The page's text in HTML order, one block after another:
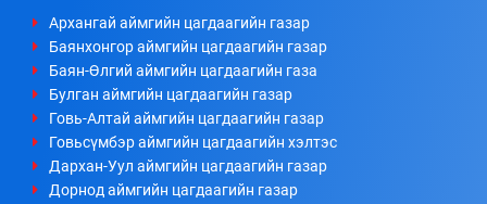
Архангай аймгийн цагдаагийн газар
Баянхонгор аймгийн цагдаагийн газар
Баян-Өлгий аймгийн цагдаагийн газа
Булган аймгийн цагдаагийн газар
Говь-Алтай аймгийн цагдаагийн газар
Говьсүмбэр аймгийн цагдаагийн хэлтэс
Дархан-Уул аймгийн цагдаагийн газар
Дорнод аймгийн цагдаагийн газар